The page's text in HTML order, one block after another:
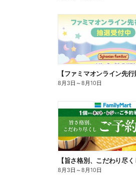
8月3日 ～8月10日
8月3日 ～8月10日